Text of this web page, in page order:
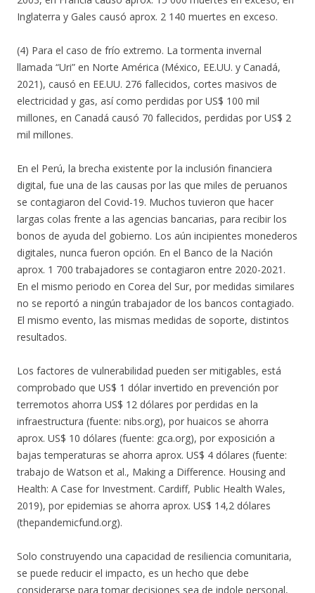
Inglaterra y Gales causó aprox. 2 140 muertes en exceso.
(4) Para el caso de frío extremo. La tormenta invernal
llamada “Uri” en Norte América (México, EE.UU. y Canadá,
2021), causó en EE.UU. 276 fallecidos, cortes masivos de
electricidad y gas, así como perdidas por US$ 100 mil
millones, en Canadá causó 70 fallecidos, perdidas por US$ 2
mil millones.
En el Perú, la brecha existente por la inclusión financiera
digital, fue una de las causas por las que miles de peruanos
se contagiaron del Covid-19. Muchos tuvieron que hacer
largas colas frente a las agencias bancarias, para recibir los
bonos de ayuda del gobierno. Los aún incipientes monederos
digitales, nunca fueron opción. En el Banco de la Nación
aprox. 1 700 trabajadores se contagiaron entre 2020-2021.
En el mismo periodo en Corea del Sur, por medidas similares
no se reportó a ningún trabajador de los bancos contagiado.
El mismo evento, las mismas medidas de soporte, distintos
resultados.
Los factores de vulnerabilidad pueden ser mitigables, está
comprobado que US$ 1 dólar invertido en prevención por
terremotos ahorra US$ 12 dólares por perdidas en la
infraestructura (fuente: nibs.org), por huaicos se ahorra
aprox. US$ 10 dólares (fuente: gca.org), por exposición a
bajas temperaturas se ahorra aprox. US$ 4 dólares (fuente:
trabajo de Watson et al., Making a Difference. Housing and
Health: A Case for Investment. Cardiff, Public Health Wales,
2019), por epidemias se ahorra aprox. US$ 14,2 dólares
(thepandemicfund.org).
Solo construyendo una capacidad de resiliencia comunitaria,
se puede reducir el impacto, es un hecho que debe
considerarse para tomar decisiones sea de indole personal,